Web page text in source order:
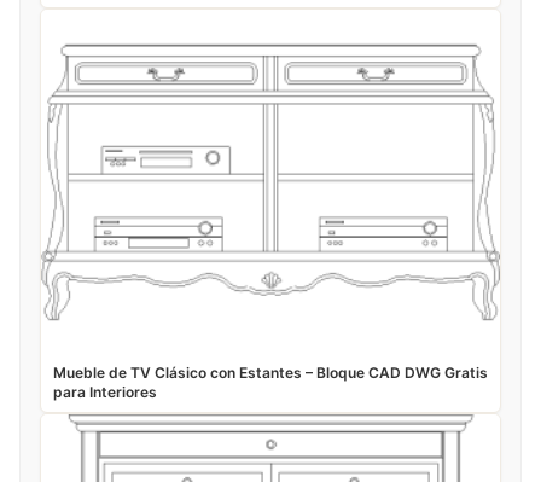
Mueble de TV Clásico con Estantes – Bloque CAD DWG Gratis
para Interiores